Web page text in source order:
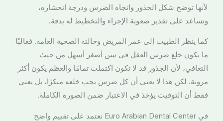
لأنها توضح شكل الجذور واتجاه الضرس ودرجة انحشاره،
وتساعد على تقدير صعوبة الإجراء والتخطيط له بدقة.
كما ينظر الطبيب إلى عمر المريض وحالته الصحية العامة. فغالبًا
ما يكون خلع ضرس العقل في سن أصغر أسهل من حيث
التعافي، لأن الجذور قد لا تكون اكتملت تمامًا والعظم يكون أكثر
مرونة. لكن هذا لا يعني أن كل ضرس يجب خلعه مبكرًا، بل يعني
فقط أن التوقيت يؤخذ في الاعتبار ضمن الصورة الكاملة.
في Euro Arabian Dental Center نعتمد على تقييم واضح